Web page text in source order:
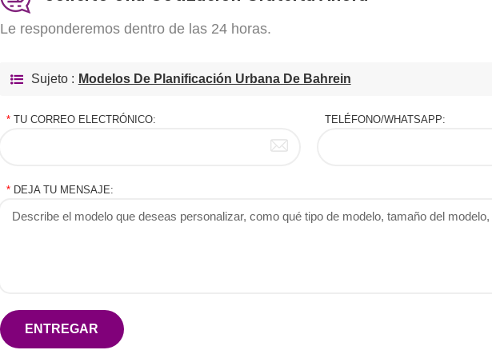
Le responderemos dentro de las 24 horas.
Sujeto : Modelos De Planificación Urbana De Bahrein
*TU CORREO ELECTRÓNICO: TELÉFONO/WHATSAPP:
*DEJA TU MENSAJE:
ENTREGAR